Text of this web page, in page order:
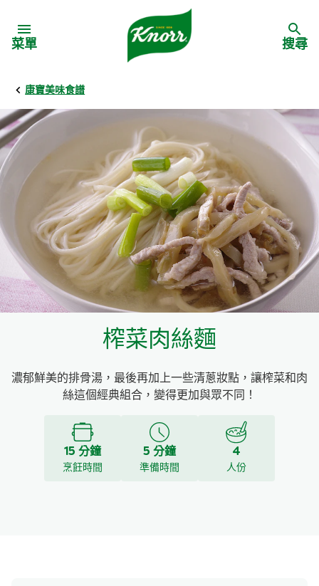
菜單 搜尋
康寶美味食譜
榨菜肉絲麵
濃郁鮮美的排骨湯，最後再加上一些清蔥妝點，讓榨菜和肉
絲這個經典組合，變得更加與眾不同！
15 分鐘
烹飪時間
5 分鐘
準備時間
4
人份